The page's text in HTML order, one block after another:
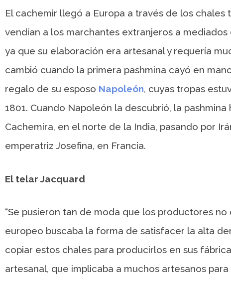
El cachemir llegó a Europa a través de los
vendían a los marchantes extranjeros a mediados
ya que su elaboración era artesanal y requería
cambió cuando la primera pashmina cayó en
regalo de su esposo Napoleón, cuyas tropas
1801. Cuando Napoleón la descubrió, la
Cachemira, en el norte de la India, pasando por
emperatriz Josefina, en Francia.
El telar Jacquard
“Se pusieron tan de moda que los productores
europeo buscaba la forma de satisfacer la alta
copiar estos chales para producirlos en sus
artesanal, que implicaba a muchos artesanos